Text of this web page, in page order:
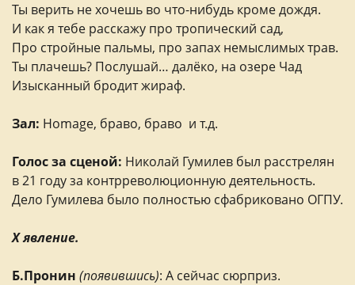
Ты верить не хочешь во что-нибудь кроме дождя.
И как я тебе расскажу про тропический сад,
Про стройные пальмы, про запах немыслимых трав.
Ты плачешь? Послушай… далёко, на озере Чад
Изысканный бродит жираф.
Зал: Homage, браво, браво и т.д.
Голос за сценой: Николай Гумилев был расстрелян
в 21 году за контрреволюционную деятельность.
Дело Гумилева было полностью сфабриковано ОГПУ.
X явление.
Б.Пронин (появившись): А сейчас сюрприз.